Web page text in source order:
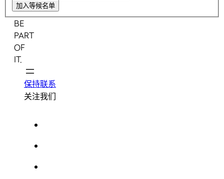
加入等候名单
BE
PART
OF
IT.
保持联系
关注我们